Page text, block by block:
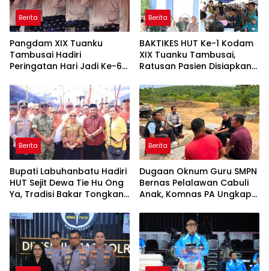
Berita
Pangdam XIX Tuanku
Tambusai Hadiri
Peringatan Hari Jadi Ke-69
Berita
BAKTIKES HUT Ke-1 Kodam
XIX Tuanku Tambusai,
Ratusan Pasien Disiapkan
Berita
Bupati Labuhanbatu Hadiri
HUT Sejit Dewa Tie Hu Ong
Ya, Tradisi Bakar Tongkang
Berita
Dugaan Oknum Guru SMPN
Bernas Pelalawan Cabuli
Anak, Komnas PA Ungkap
Polres Sejak Juli